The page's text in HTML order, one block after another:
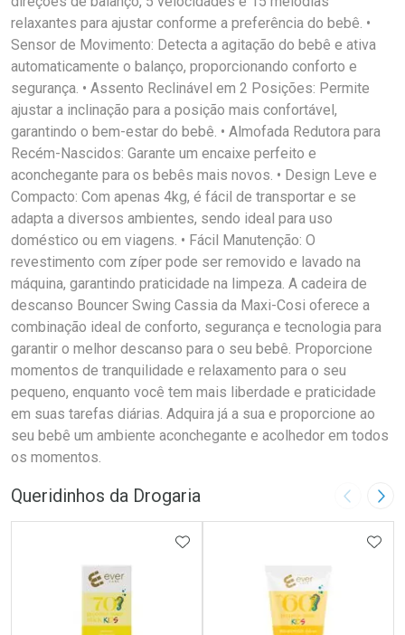
relaxantes para ajustar conforme a preferência do bebê. •
Sensor de Movimento: Detecta a agitação do bebê e ativa
automaticamente o balanço, proporcionando conforto e
segurança. • Assento Reclinável em 2 Posições: Permite
ajustar a inclinação para a posição mais confortável,
garantindo o bem-estar do bebê. • Almofada Redutora para
Recém-Nascidos: Garante um encaixe perfeito e
aconchegante para os bebês mais novos. • Design Leve e
Compacto: Com apenas 4kg, é fácil de transportar e se
adapta a diversos ambientes, sendo ideal para uso
doméstico ou em viagens. • Fácil Manutenção: O
revestimento com zíper pode ser removido e lavado na
máquina, garantindo praticidade na limpeza. A cadeira de
descanso Bouncer Swing Cassia da Maxi-Cosi oferece a
combinação ideal de conforto, segurança e tecnologia para
garantir o melhor descanso para o seu bebê. Proporcione
momentos de tranquilidade e relaxamento para o seu
pequeno, enquanto você tem mais liberdade e praticidade
em suas tarefas diárias. Adquira já a sua e proporcione ao
seu bebê um ambiente aconchegante e acolhedor em todos
os momentos.
Queridinhos da Drogaria Imagem
ADICIONAR AOS FAVORITOS